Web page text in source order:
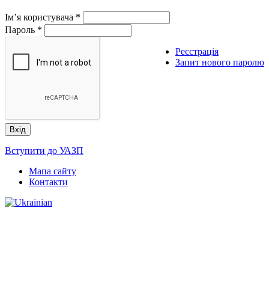
Ім’я користувача *
Пароль *
Реєстрація
Запит нового паролю
Вступити до УАЗП
Мапа сайту
Контакти